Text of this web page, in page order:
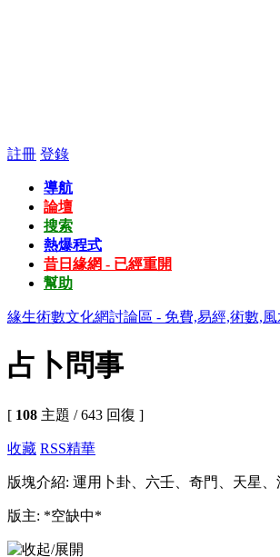
註冊 登錄
導航
論壇
搜索
熱爆程式
昔日緣網 - 已經重開
幫助
緣生術數文化網討論區 - 免費,易經,術數,
占卜問事
[ 108 主題 / 643 回復 ]
收藏 RSS精華
版塊介紹: 運用卜卦、六壬、奇門、天星
版主: *空缺中*